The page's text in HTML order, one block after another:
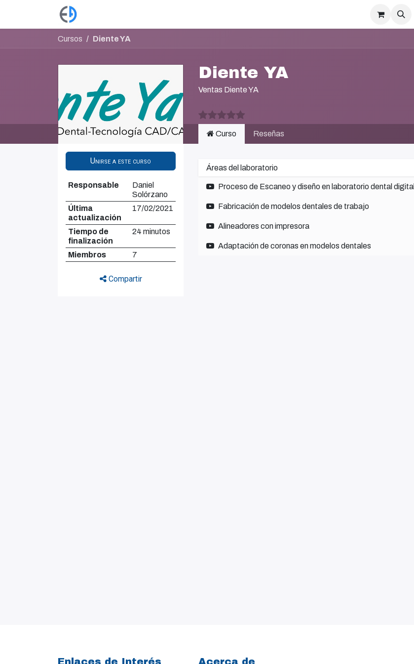
Cursos Diente YA
Diente YA
Ventas Diente YA
Unirse a este curso
Responsable
Daniel
Solórzano
Última
actualización
17/02/2021
Tiempo de
finalización
24 minutos
Miembros 7
Compartir
Curso Reseñas
Áreas del laboratorio
Proceso de Escaneo y diseño en laboratorio dental digital
Fabricación de modelos dentales de trabajo
Alineadores con impresora
Adaptación de coronas en modelos dentales
Enlaces de Interés Acerca de